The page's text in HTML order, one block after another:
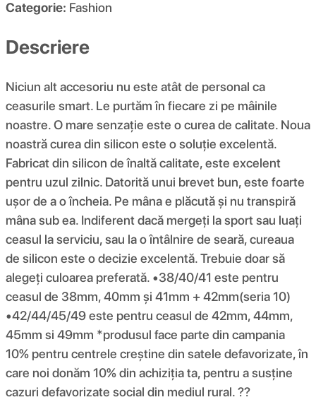
Categorie: Fashion
Descriere
Niciun alt accesoriu nu este atât de personal ca
ceasurile smart. Le purtăm în fiecare zi pe mâinile
noastre. O mare senzație este o curea de calitate. Noua
noastră curea din silicon este o soluție excelentă.
Fabricat din silicon de înaltă calitate, este excelent
pentru uzul zilnic. Datorită unui brevet bun, este foarte
ușor de a o încheia. Pe mâna e plăcută și nu transpiră
mâna sub ea. Indiferent dacă mergeți la sport sau luați
ceasul la serviciu, sau la o întâlnire de seară, cureaua
de silicon este o decizie excelentă. Trebuie doar să
alegeți culoarea preferată. •38/40/41 este pentru
ceasul de 38mm, 40mm și 41mm + 42mm(seria 10)
•42/44/45/49 este pentru ceasul de 42mm, 44mm,
45mm si 49mm *produsul face parte din campania
10% pentru centrele creștine din satele defavorizate, în
care noi donăm 10% din achiziția ta, pentru a susține
cazuri defavorizate social din mediul rural. ??